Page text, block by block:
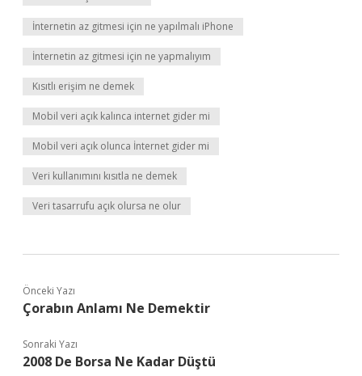
İnternetin az gitmesi için ne yapılmalı iPhone
İnternetin az gitmesi için ne yapmalıyım
Kısıtlı erişim ne demek
Mobil veri açık kalınca internet gider mi
Mobil veri açık olunca İnternet gider mi
Veri kullanımını kısıtla ne demek
Veri tasarrufu açık olursa ne olur
Önceki Yazı
Çorabın Anlamı Ne Demektir
Sonraki Yazı
2008 De Borsa Ne Kadar Düştü